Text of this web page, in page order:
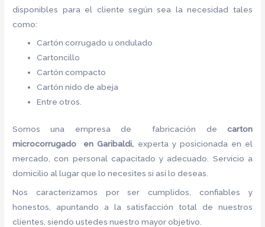
disponibles para el cliente según sea la necesidad tales
como:
Cartón corrugado u ondulado
Cartoncillo
Cartón compacto
Cartón nido de abeja
Entre otros.
Somos una empresa de fabricación de carton
microcorrugado en Garibaldi, experta y posicionada en el
mercado, con personal capacitado y adecuado. Servicio a
domicilio al lugar que lo necesites si así lo deseas.
Nos caracterizamos por ser cumplidos, confiables y
honestos, apuntando a la satisfacción total de nuestros
clientes, siendo ustedes nuestro mayor objetivo.